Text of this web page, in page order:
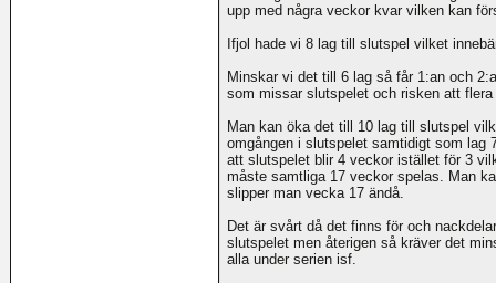
upp med några veckor kvar vilken kan
Ifjol hade vi 8 lag till slutspel vilket
Minskar vi det till 6 lag så får 1:an och
som missar slutspelet och risken att
Man kan öka det till 10 lag till slutspel
omgången i slutspelet samtidigt som lag
att slutspelet blir 4 veckor istället för 3
måste samtliga 17 veckor spelas. Man
slipper man vecka 17 ändå.
Det är svårt då det finns för och
slutspelet men återigen så kräver det
alla under serien isf.